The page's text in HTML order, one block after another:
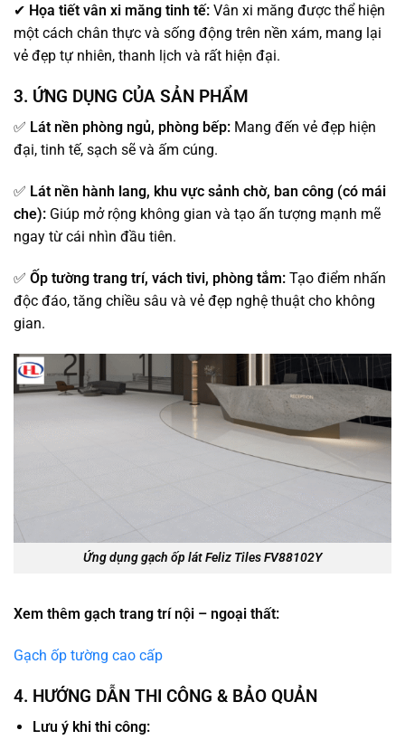
✔ Họa tiết vân xi măng tinh tế: Vân xi măng được thể hiện
một cách chân thực và sống động trên nền xám, mang lại
vẻ đẹp tự nhiên, thanh lịch và rất hiện đại.
3. ỨNG DỤNG CỦA SẢN PHẨM
✅ Lát nền phòng ngủ, phòng bếp: Mang đến vẻ đẹp hiện
đại, tinh tế, sạch sẽ và ấm cúng.
✅ Lát nền hành lang, khu vực sảnh chờ, ban công (có mái
che): Giúp mở rộng không gian và tạo ấn tượng mạnh mẽ
ngay từ cái nhìn đầu tiên.
✅ Ốp tường trang trí, vách tivi, phòng tắm: Tạo điểm nhấn
độc đáo, tăng chiều sâu và vẻ đẹp nghệ thuật cho không
gian.
Ứng dụng gạch ốp lát Feliz Tiles FV88102Y
Xem thêm gạch trang trí nội – ngoại thất:
Gạch ốp tường cao cấp
4. HƯỚNG DẪN THI CÔNG & BẢO QUẢN
Lưu ý khi thi công: